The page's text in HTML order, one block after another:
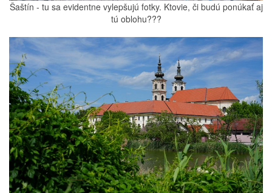
Šaštín - tu sa evidentne vylepšujú fotky. Ktovie, či budú ponúkať aj
tú oblohu???